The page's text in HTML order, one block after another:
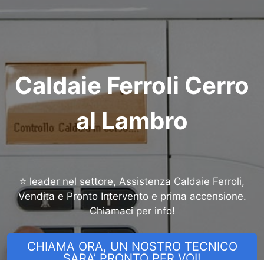
Caldaie Ferroli Cerro
al Lambro
⭐ leader nel settore, Assistenza Caldaie Ferroli,
Vendita e Pronto Intervento e prima accensione.
Chiamaci per info!
CHIAMA ORA, UN NOSTRO TECNICO